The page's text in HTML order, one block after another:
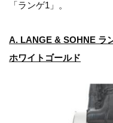
「ランゲ1」。
A. LANGE & SOHNE ラ
ホワイトゴールド